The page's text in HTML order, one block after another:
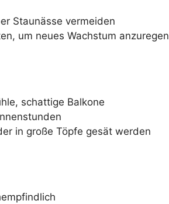
Staunässe vermeiden
um neues Wachstum anzuregen
schattige Balkone
in große Töpfe gesät werden